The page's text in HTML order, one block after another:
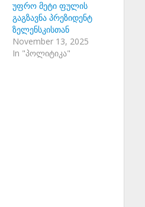
უფრო მეტი ფულის
გაგზავნა პრეზიდენტ
ზელენსკისთან
November 13, 2025
In "პოლიტიკა"